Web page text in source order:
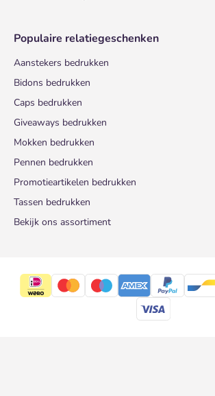
Populaire relatiegeschenken
Aanstekers bedrukken
Bidons bedrukken
Caps bedrukken
Giveaways bedrukken
Mokken bedrukken
Pennen bedrukken
Promotieartikelen bedrukken
Tassen bedrukken
Bekijk ons assortiment